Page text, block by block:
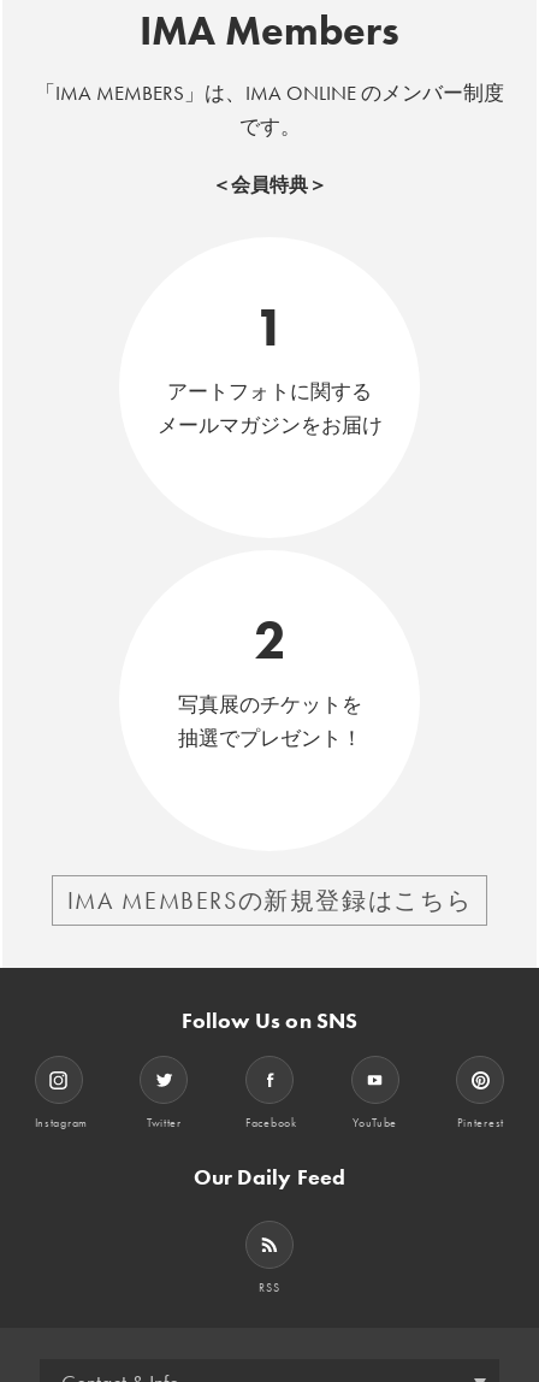
IMA Members
「IMA MEMBERS」は、IMA ONLINE のメンバー制度
です。
＜会員特典＞
1
アートフォトに関する
メールマガジンをお届け
2
写真展のチケットを
抽選でプレゼント！
IMA MEMBERSの新規登録はこちら
Follow Us on SNS
Instagram Twitter Facebook YouTube Pinterest
Our Daily Feed
RSS